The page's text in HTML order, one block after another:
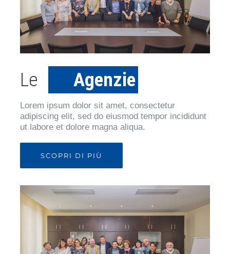
Le Agenzie
Lorem ipsum dolor sit amet, consectetur
adipiscing elit, sed do eiusmod tempor incididunt
ut labore et dolore magna aliqua.
SCOPRI DI PIÙ